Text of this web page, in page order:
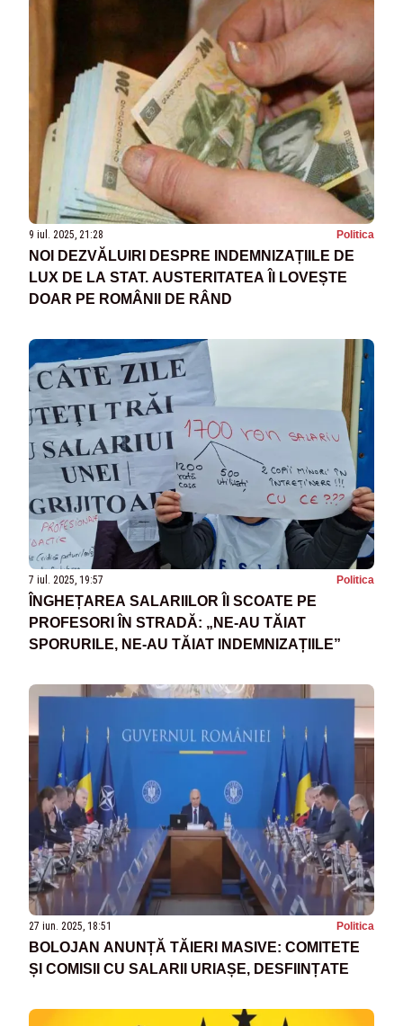
9 iul. 2025, 21:28 Politica
NOI DEZVĂLUIRI DESPRE INDEMNIZAȚIILE DE
LUX DE LA STAT. AUSTERITATEA ÎI LOVEȘTE
DOAR PE ROMÂNII DE RÂND
7 iul. 2025, 19:57 Politica
ÎNGHEȚAREA SALARIILOR ÎI SCOATE PE
PROFESORI ÎN STRADĂ: „NE-AU TĂIAT
SPORURILE, NE-AU TĂIAT INDEMNIZAȚIILE”
27 iun. 2025, 18:51 Politica
BOLOJAN ANUNȚĂ TĂIERI MASIVE: COMITETE
ȘI COMISII CU SALARII URIAȘE, DESFIINȚATE